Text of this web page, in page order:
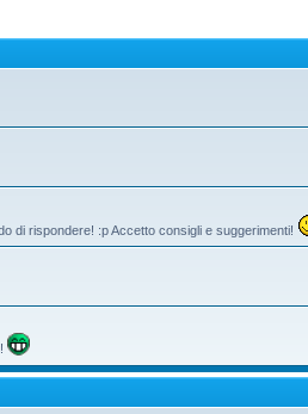
di rispondere! :p Accetto consigli e suggerimenti!